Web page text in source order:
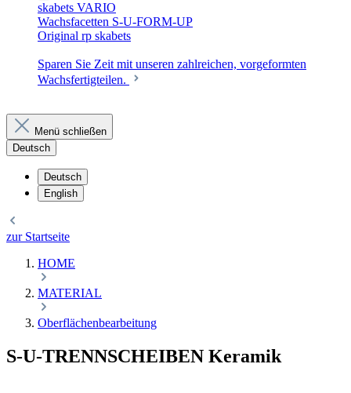
skabets VARIO
Wachsfacetten S-U-FORM-UP
Original rp skabets
Sparen Sie Zeit mit unseren zahlreichen, vorgeformten
Wachsfertigteilen.
Menü schließen
Deutsch
Deutsch
English
zur Startseite
HOME
MATERIAL
Oberflächenbearbeitung
S-U-TRENNSCHEIBEN Keramik